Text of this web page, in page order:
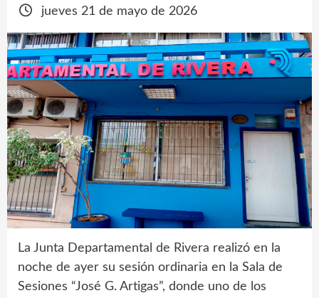
jueves 21 de mayo de 2026
La Junta Departamental de Rivera realizó en la
noche de ayer su sesión ordinaria en la Sala de
Sesiones “José G. Artigas”, donde uno de los